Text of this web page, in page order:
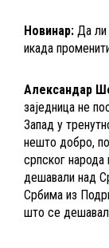
Новинар: Да ли
икада
Александар
заједница не
Запад у
нешто добро,
српског
дешавали над
Србима из
што се